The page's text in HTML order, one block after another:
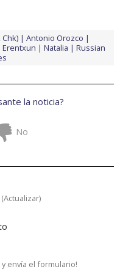
Chk)
Antonio Orozco
Erentxun Natalia
Russian
la noticia?
No
(Actualizar)
y envía el formulario!